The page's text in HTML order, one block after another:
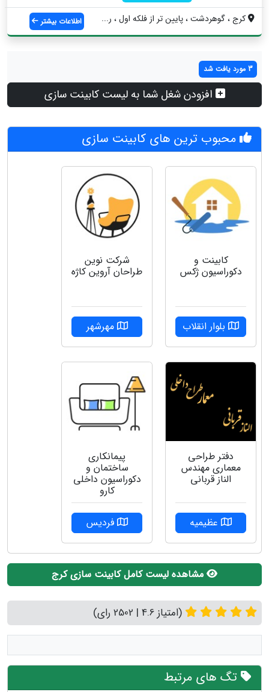
کرج ، گوهردشت ، پایین تر از فلکه اول ، ر... اطلاعات بیشتر
3 مورد یافت شد
افزودن شغل شما به لیست کابینت سازی
محبوب ترین های کابینت سازی
کابینت و
دکوراسیون ژکس
بلوار انقلاب
شرکت نوین
طراحان آروین کاژه
مهرشهر
دفتر طراحی
معماری مهندس
الناز قربانی
عظیمیه
پیمانکاری
ساختمان و
دکوراسیون داخلی
کارو
فردیس
مشاهده لیست کامل کابینت سازی کرج
(امتیاز 4.6 | 2502 رای)
تگ های مرتبط